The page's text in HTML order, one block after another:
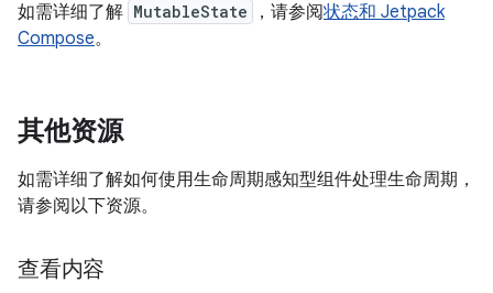
如需详细了解 MutableState ，请参阅状态和 Jetpack
Compose。
其他资源
如需详细了解如何使用生命周期感知型组件处理生命周期，
请参阅以下资源。
查看内容